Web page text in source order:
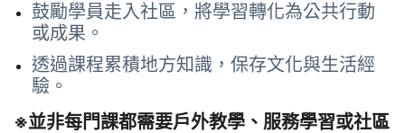
鼓勵學員走入社區，將學習轉化為公共行動
或成果。
透過課程累積地方知識，保存文化與生活經
驗。
※並非每門課都需要戶外教學、服務學習或社區